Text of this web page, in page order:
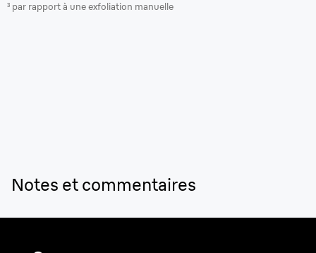
³ par rapport à une exfoliation manuelle
Notes et commentaires